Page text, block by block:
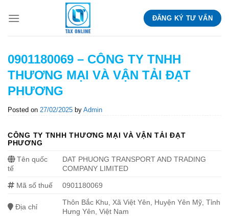
ĐĂNG KÝ TƯ VẤN
0901180069 – CÔNG TY TNHH
THƯƠNG MẠI VÀ VẬN TẢI ĐẠT
PHƯƠNG
Posted on 27/02/2025 by Admin
CÔNG TY TNHH THƯƠNG MẠI VÀ VẬN TẢI ĐẠT
PHƯƠNG
Tên quốc
tế
DAT PHUONG TRANSPORT AND TRADING
COMPANY LIMITED
Mã số thuế 0901180069
Địa chỉ
Thôn Bắc Khu, Xã Việt Yên, Huyện Yên Mỹ, Tỉnh
Hưng Yên, Việt Nam